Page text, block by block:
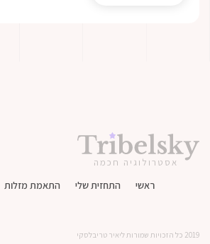
אסטרולוגיה חכמה
ראשי התחזית שלי התאמת מזלות
2019 כל הזכויות שמורות ליאיר טריבלסקי